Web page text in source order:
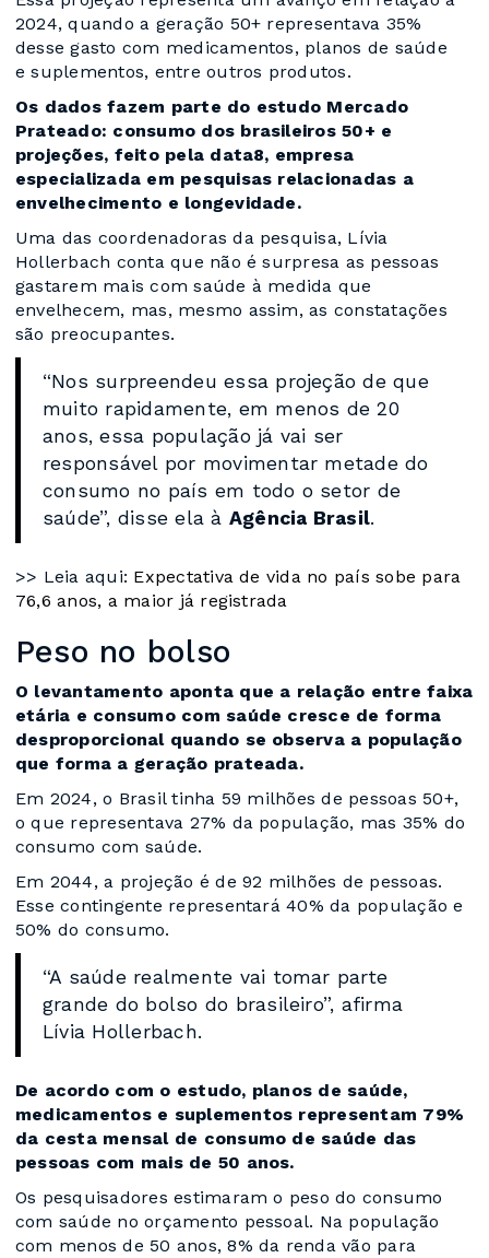
2024, quando a geração 50+ representava 35%
desse gasto com medicamentos, planos de saúde
e suplementos, entre outros produtos.
Os dados fazem parte do estudo Mercado
Prateado: consumo dos brasileiros 50+ e
projeções, feito pela data8, empresa
especializada em pesquisas relacionadas a
envelhecimento e longevidade.
Uma das coordenadoras da pesquisa, Lívia
Hollerbach conta que não é surpresa as pessoas
gastarem mais com saúde à medida que
envelhecem, mas, mesmo assim, as constatações
são preocupantes.
“Nos surpreendeu essa projeção de que
muito rapidamente, em menos de 20
anos, essa população já vai ser
responsável por movimentar metade do
consumo no país em todo o setor de
saúde”, disse ela à Agência Brasil.
>> Leia aqui: Expectativa de vida no país sobe para
76,6 anos, a maior já registrada
Peso no bolso
O levantamento aponta que a relação entre faixa
etária e consumo com saúde cresce de forma
desproporcional quando se observa a população
que forma a geração prateada.
Em 2024, o Brasil tinha 59 milhões de pessoas 50+,
o que representava 27% da população, mas 35% do
consumo com saúde.
Em 2044, a projeção é de 92 milhões de pessoas.
Esse contingente representará 40% da população e
50% do consumo.
“A saúde realmente vai tomar parte
grande do bolso do brasileiro”, afirma
Lívia Hollerbach.
De acordo com o estudo, planos de saúde,
medicamentos e suplementos representam 79%
da cesta mensal de consumo de saúde das
pessoas com mais de 50 anos.
Os pesquisadores estimaram o peso do consumo
com saúde no orçamento pessoal. Na população
com menos de 50 anos, 8% da renda vão para